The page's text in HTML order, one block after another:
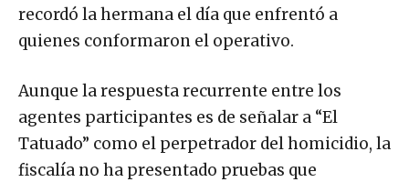
recordó la hermana el día que enfrentó a
quienes conformaron el operativo.
Aunque la respuesta recurrente entre los
agentes participantes es de señalar a “El
Tatuado” como el perpetrador del homicidio, la
fiscalía no ha presentado pruebas que